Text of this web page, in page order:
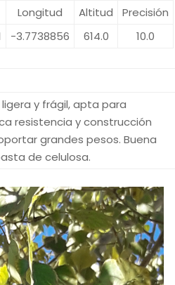
Longitud Altitud
Precisión
-3.7738856 614.0 10.0
y frágil, apta para
resistencia y construcción
grandes pesos. Buena
de celulosa.